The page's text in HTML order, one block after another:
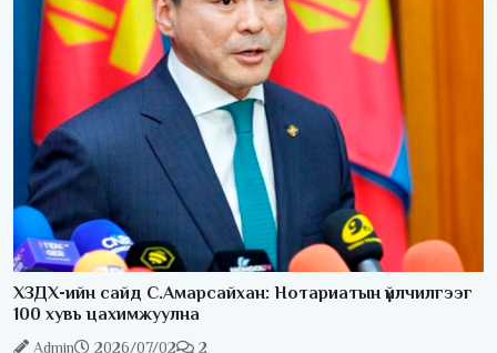
ХЗДХ-ийн сайд С.Амарсайхан: Нотариатын үйлчилгээг
100 хувь цахимжуулна
Admin 2026/07/02
2